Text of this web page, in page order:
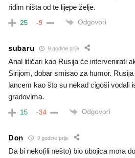
riđim ništa od te lijepe želje.
25 -9 Odgovori
subaru 9 godine prije
Anal litičari kao Rusija će intervenirati
Sirijom, dobar smisao za humor.
lancem kao što su nekad cigoši vodali
gradovima.
15 -34 Odgovori
Don 9 godine prije
Da bi neko(ili nešto) bio ubojica mora